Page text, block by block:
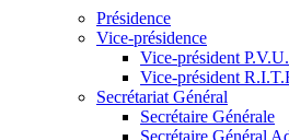
Présidence
Vice-présidence
Vice-président P.V.U.
Vice-président
Secrétariat Général
Secrétaire Générale
Secrétaire Général